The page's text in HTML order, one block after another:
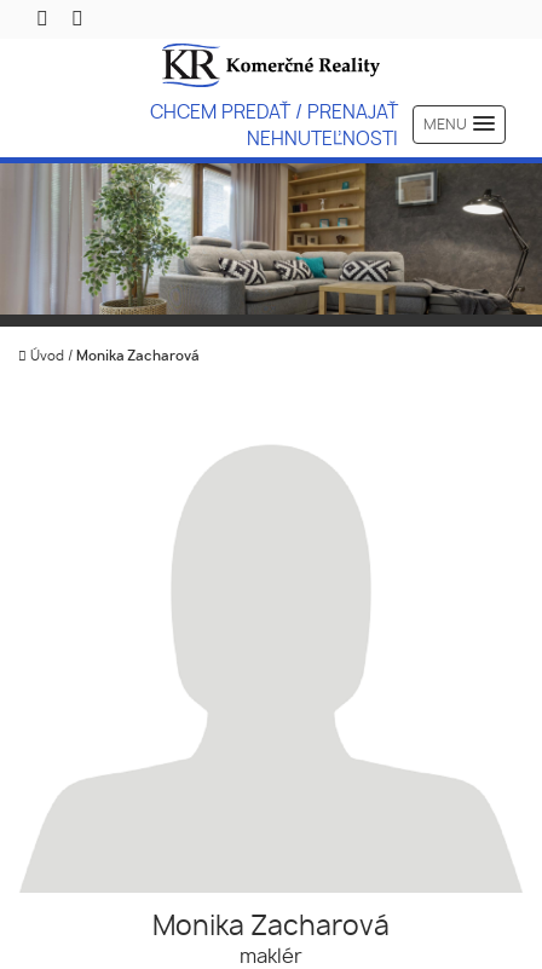
CHCEM PREDAŤ / PRENAJAŤ
NEHNUTEĽNOSTI
MENU
Úvod / Monika Zacharová
Monika Zacharová
maklér